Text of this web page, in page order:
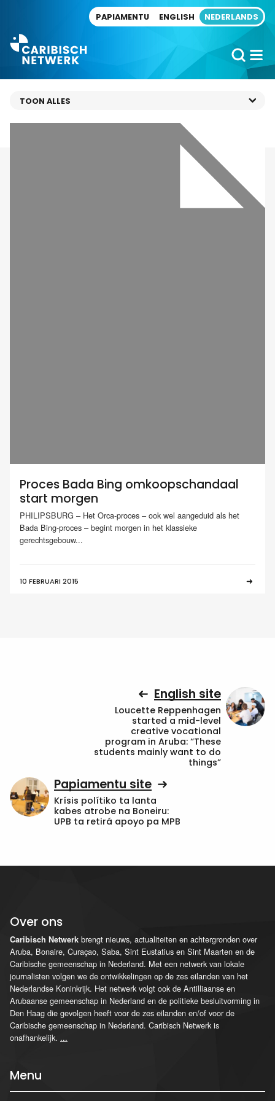
PAPIAMENTU ENGLISH NEDERLANDS
Proces Bada Bing omkoopschandaal
start morgen
PHILIPSBURG – Het Orca-proces – ook wel aangeduid als het
Bada Bing-proces – begint morgen in het klassieke
gerechtsgebouw...
10 FEBRUARI 2015
English site
Loucette Reppenhagen
started a mid-level
creative vocational
program in Aruba: “These
students mainly want to do
things”
Papiamentu site
Krísis polítiko ta lanta
kabes atrobe na Boneiru:
UPB ta retirá apoyo pa MPB
Over ons
Caribisch Netwerk brengt nieuws, actualiteiten en achtergronden over
Aruba, Bonaire, Curaçao, Saba, Sint Eustatius en Sint Maarten en de
Caribische gemeenschap in Nederland. Met een netwerk van lokale
journalisten volgen we de ontwikkelingen op de zes eilanden van het
Nederlandse Koninkrijk. Het netwerk volgt ook de Antilliaanse en
Arubaanse gemeenschap in Nederland en de politieke besluitvorming in
Den Haag die gevolgen heeft voor de zes eilanden en/of voor de
Caribische gemeenschap in Nederland. Caribisch Netwerk is
onafhankelijk. ...
Menu